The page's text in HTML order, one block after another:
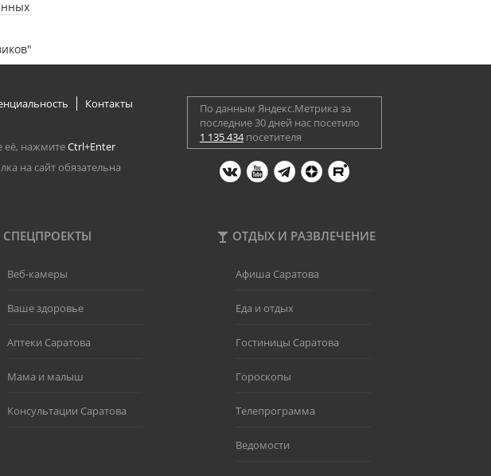
Контакты
её, нажмитеCtrl+Enter
на сайт обязательна
По данным Яндекс.Метрика за
последние 30 дней нас посетило
1 135 434посетителя
СПЕЦПРОЕКТЫ ОТДЫХ И РАЗВЛЕЧЕНИЕ
Веб-камеры
Ваше здоровье
Аптеки Саратова
Мама и малыш
Консультации Саратова
Афиша Саратова
Еда и отдых
Гостиницы Саратова
Гороскопы
Телепрограмма
Ведомости